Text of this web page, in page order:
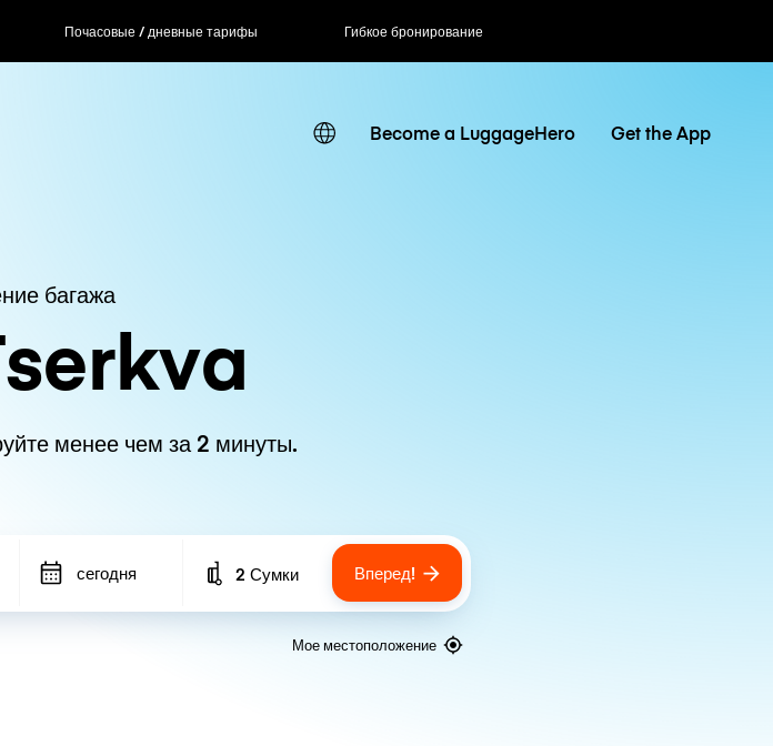
Почасовые / дневные тарифы Гибкое бронирование
Become a LuggageHero Get the App
багажа
менее чем за 2 минуты.
сегодня Number of bags
2 Сумки Вперед!
Мое местоположение